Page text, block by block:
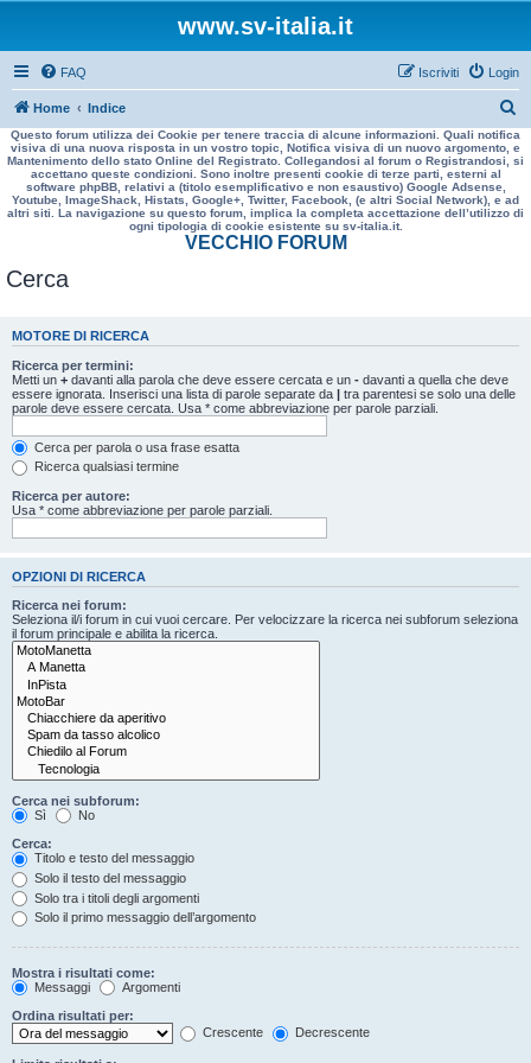
www.sv-italia.it
FAQ Login
Iscriviti
Home Indice
e
r
a
Questo forum utilizza dei Cookie per tenere traccia di alcune informazioni. Quali notifica
visiva di una nuova risposta in un vostro topic, Notifica visiva di un nuovo argomento, e
Mantenimento dello stato Online del Registrato. Collegandosi al forum o Registrandosi, si
accettano queste condizioni. Sono inoltre presenti cookie di terze parti, esterni al
software phpBB, relativi a (titolo esemplificativo e non esaustivo) Google Adsense,
Youtube, ImageShack, Histats, Google+, Twitter, Facebook, (e altri Social Network), e ad
altri siti. La navigazione su questo forum, implica la completa accettazione dell’utilizzo di
ogni tipologia di cookie esistente su sv-italia.it.
VECCHIO FORUM
Cerca
MOTORE DI RICERCA
Ricerca per termini:
Metti un + davanti alla parola che deve essere cercata e un - davanti a quella che deve
essere ignorata. Inserisci una lista di parole separate da | tra parentesi se solo una delle
parole deve essere cercata. Usa * come abbreviazione per parole parziali.
Cerca per parola o usa frase esatta
Ricerca qualsiasi termine
Ricerca per autore:
Usa * come abbreviazione per parole parziali.
OPZIONI DI RICERCA
Ricerca nei forum:
Seleziona il/i forum in cui vuoi cercare. Per velocizzare la ricerca nei subforum seleziona
il forum principale e abilita la ricerca.
Cerca nei subforum:
Sì
No
Cerca:
Titolo e testo del messaggio
Solo il testo del messaggio
Solo tra i titoli degli argomenti
Solo il primo messaggio dell’argomento
Mostra i risultati come:
Messaggi
Argomenti
Ordina risultati per:
Crescente
Decrescente